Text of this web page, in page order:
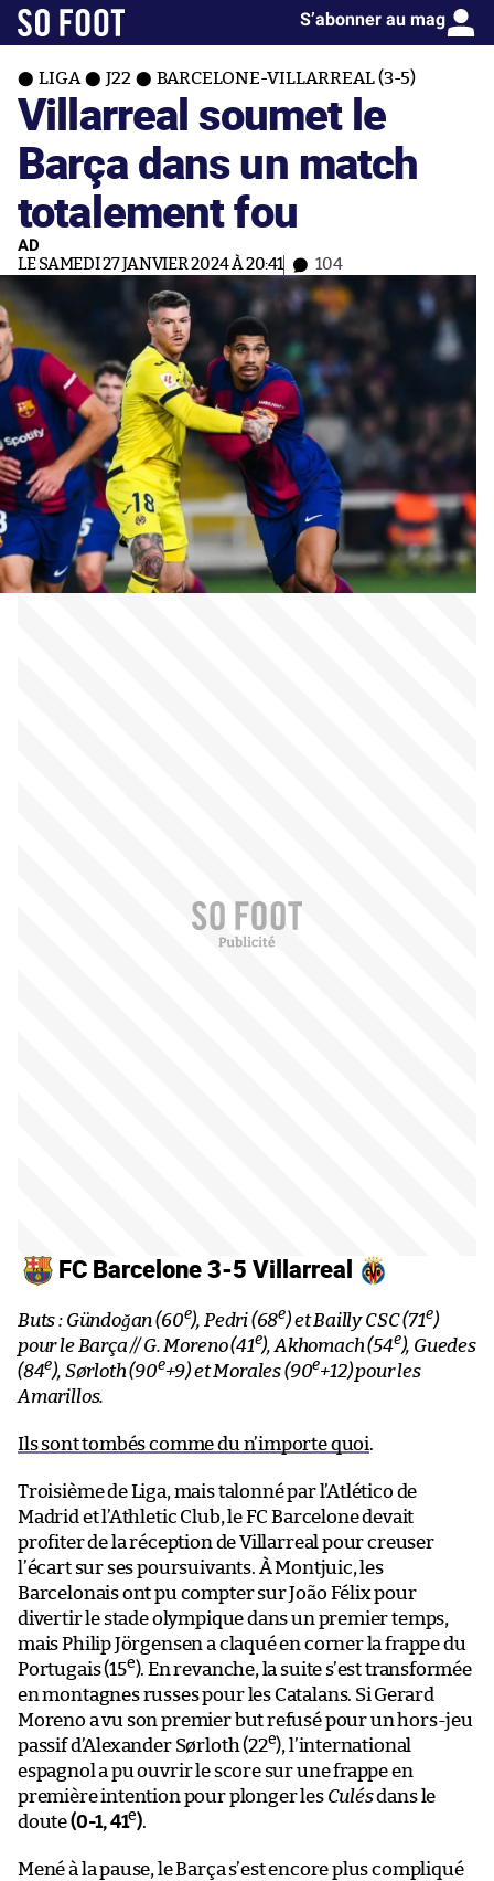
S’abonner au mag
LIGA J22 BARCELONE-VILLARREAL (3-5)
Villarreal soumet le
Barça dans un match
totalement fou
AD
LE SAMEDI 27 JANVIER 2024 À 20:41 104
FC Barcelone 3-5 Villarreal
Buts : Gündoğan (60e), Pedri (68e) et Bailly CSC (71e)
pour le Barça // G. Moreno (41e), Akhomach (54e), Guedes
(84e), Sørloth (90e+9) et Morales (90e+12) pour les
Amarillos.
Ils sont tombés comme du n’importe quoi.
Troisième de Liga, mais talonné par l’Atlético de
Madrid et l’Athletic Club, le FC Barcelone devait
profiter de la réception de Villarreal pour creuser
l’écart sur ses poursuivants. À Montjuic, les
Barcelonais ont pu compter sur João Félix pour
divertir le stade olympique dans un premier temps,
mais Philip Jörgensen a claqué en corner la frappe du
Portugais (15e). En revanche, la suite s’est transformée
en montagnes russes pour les Catalans. Si Gerard
Moreno a vu son premier but refusé pour un hors-jeu
passif d’Alexander Sørloth (22e), l’international
espagnol a pu ouvrir le score sur une frappe en
première intention pour plonger les Culésdans le
doute(0-1, 41e).
Mené à la pause, le Barça s’est encore plus compliqué